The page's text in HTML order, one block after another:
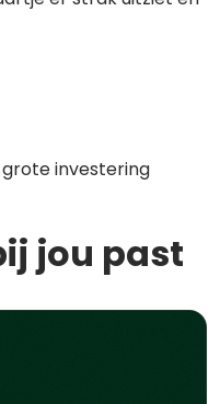
investering
jou past